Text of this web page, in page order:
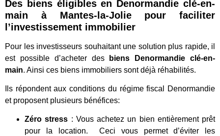
Des biens éligibles en Denormandie clé-en-
main à Mantes-la-Jolie pour faciliter
l’investissement immobilier
Pour les investisseurs souhaitant une solution plus rapide, il
est possible d’acheter des
biens Denormandie clé-en-
main. Ainsi ces biens immobiliers sont déjà réhabilités.
Ils répondent aux conditions du régime fiscal Denormandie
et proposent plusieurs bénéfices:
Zéro stress : Vous achetez un bien entièrement prêt
pour la location. Ceci vous permet d’éviter les